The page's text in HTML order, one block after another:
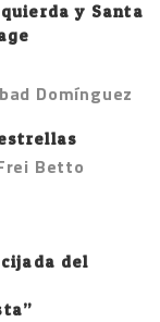
y Santa
Domínguez
Betto
del